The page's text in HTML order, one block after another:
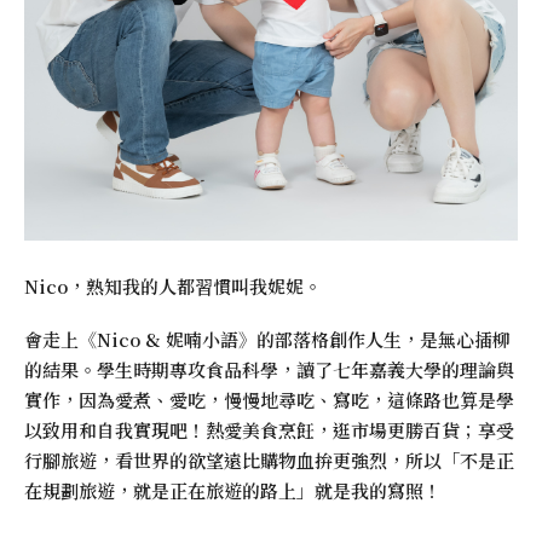
Nico，熟知我的人都習慣叫我妮妮。
會走上《Nico & 妮喃小語》的部落格創作人生，是無心插柳
的結果。學生時期專攻食品科學，讀了七年嘉義大學的理論與
實作，因為愛煮、愛吃，慢慢地尋吃、寫吃，這條路也算是學
以致用和自我實現吧！熱愛美食烹飪，逛市場更勝百貨；享受
行腳旅遊，看世界的欲望遠比購物血拚更強烈，所以「不是正
在規劃旅遊，就是正在旅遊的路上」就是我的寫照！